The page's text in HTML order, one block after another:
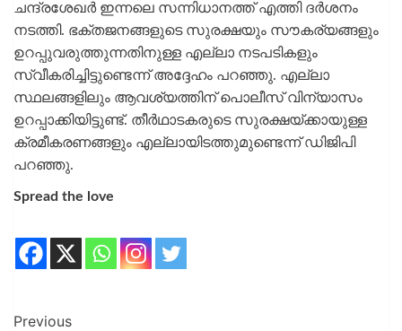
ചന്ദ്രശേഖർ ഇന്നലെ സന്നിധാനത്ത് എത്തി ദർശനം
നടത്തി. ഭക്തജനങ്ങളുടെ സുരക്ഷയും സൗകര്യങ്ങളും
ഉറപ്പുവരുത്തുന്നതിനുള്ള എല്ലാ നടപടികളും
സ്വീകരിച്ചിട്ടുണ്ടെന്ന് അദ്ദേഹം പറഞ്ഞു. എല്ലാ
സ്ഥലങ്ങളിലും ആവശ്യത്തിന് പൊലീസ് വിന്യാസം
ഉറപ്പാക്കിയിട്ടുണ്ട്. തീര്‍ഥാടകരുടെ സുരക്ഷയ്ക്കായുള്ള
ക്രമീകരണങ്ങളും എല്ലായിടത്തുമുണ്ടെന്ന് ഡിജിപി
പറഞ്ഞു.
Spread the love
Previous